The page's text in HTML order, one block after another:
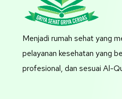
Menjadi rumah sehat yang
pelayanan kesehatan yang
profesional, dan sesuai Al-